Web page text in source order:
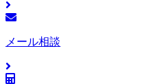
メール相談